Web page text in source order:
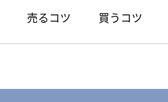
売るコツ 買うコツ